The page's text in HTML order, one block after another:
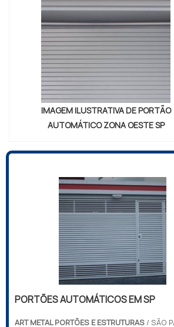
IMAGEM ILUSTRATIVA DE PORTÃO
AUTOMÁTICO ZONA OESTE SP
PORTÕES AUTOMÁTICOS EM SP
ART METAL PORTÕES E ESTRUTURAS / SÃO